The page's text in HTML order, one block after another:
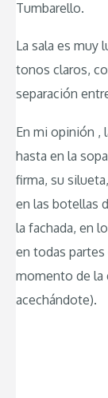
Tumbarello.
La sala es muy
tonos claros,
separación
En mi opinión ,
hasta en la
firma, su
en las botellas
la fachada, en
en todas
momento de la
acechándote).